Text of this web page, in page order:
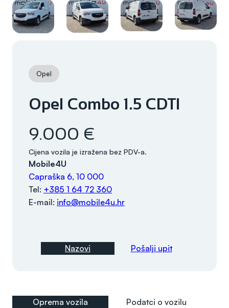
Opel
Opel Combo 1.5 CDTI
9.000 €
Cijena vozila je izražena bez PDV-a.
Mobile4U
Capraška 6, 10 000
Tel: +385 1 64 72 360
E-mail: info@mobile4u.hr
Nazovi Pošalji upit
Oprema vozila Podatci o vozilu